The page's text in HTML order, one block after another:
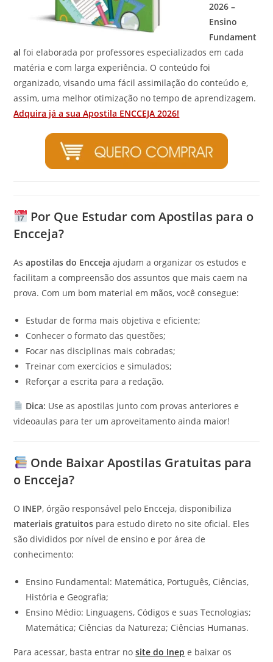
2026 –
Ensino
Fundament
al foi elaborada por professores especializados em cada
matéria e com larga experiência. O conteúdo foi
organizado, visando uma fácil assimilação do conteúdo e,
assim, uma melhor otimização no tempo de aprendizagem.
Adquira já a sua Apostila ENCCEJA 2026!
Por Que Estudar com Apostilas para o
Encceja?
Asapostilas do Encceja ajudam a organizar os estudos e
facilitam a compreensão dos assuntos que mais caem na
prova. Com um bom material em mãos, você consegue:
Estudar de forma mais objetiva e eficiente;
Conhecer o formato das questões;
Focar nas disciplinas mais cobradas;
Treinar com exercícios e simulados;
Reforçar a escrita para a redação.
Dica: Use as apostilas junto com provas anteriores e
videoaulas para ter um aproveitamento ainda maior!
Onde Baixar Apostilas Gratuitas para
o Encceja?
O INEP, órgão responsável pelo Encceja, disponibiliza
materiais gratuitos para estudo direto no site oficial. Eles
são divididos por nível de ensino e por área de
conhecimento:
Ensino Fundamental: Matemática, Português, Ciências,
História e Geografia;
Ensino Médio: Linguagens, Códigos e suas Tecnologias;
Matemática; Ciências da Natureza; Ciências Humanas.
Para acessar, basta entrar nosite do Inep e baixar os